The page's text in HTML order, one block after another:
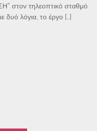
τηλεοπτικό σταθμό
λόγια, το έργο […]